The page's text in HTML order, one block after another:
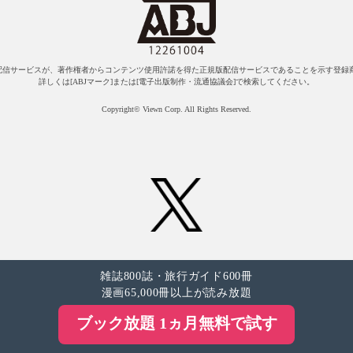
サービスが、著作権者からコンテンツ使用許諾を得た正規版配信サービスであることを示す登録
詳しくは[ABJマーク]または[電子出版制作・流通協議会]で検索してください。
Copyright© Viewn Corp. All Rights Reserved.
雑誌800誌・旅行ガイド600冊
漫画65,000冊以上が読み放題
ブック放題 1ヵ月無料で試す